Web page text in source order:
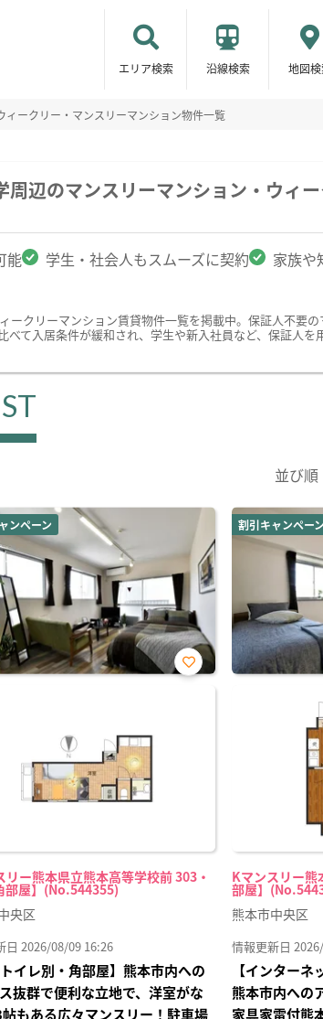
エリア検索 沿線検索 地図
ィークリー・マンスリーマンション物件一覧
辺のマンスリーマンション・ウィ
能 学生・社会人もスムーズに契約 家族や
ークリーマンション賃貸物件一覧を掲載中。保証人不要
て入居条件が緩和され、学生や新入社員など、保証人
並び順
ンペーン
リー熊本県立熊本高等学校前 303・
部屋】(No.544355)
お気
央区
日 2026/08/09 16:26
トイレ別・角部屋】熊本市内への
抜群で便利な立地で、洋室がな
もある広々マンスリー！駐車場
割引キャンペーン
Kマンスリー熊
部屋】
熊本市中央区
情報更新日
【インターネ
熊本市内への
家具家電付熊